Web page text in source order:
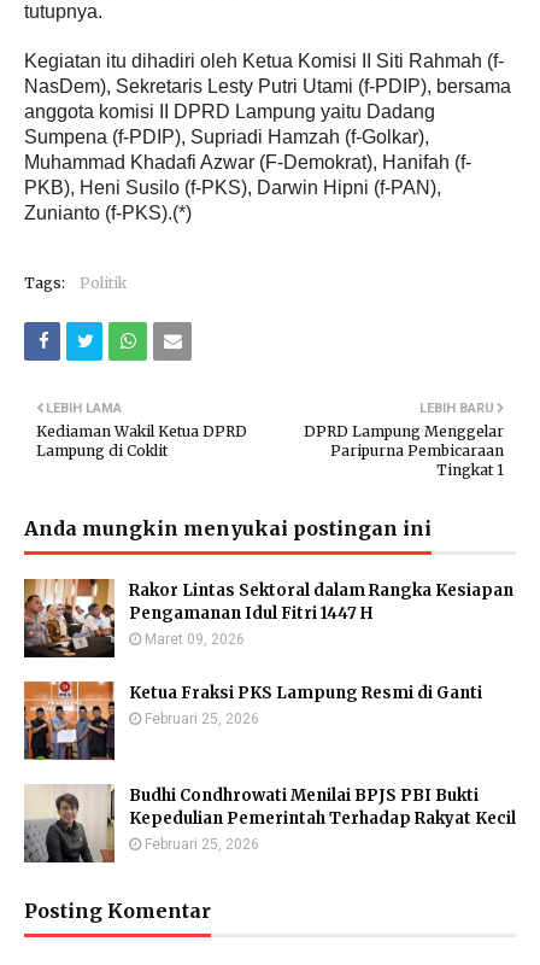
tutupnya.
Kegiatan itu dihadiri oleh Ketua Komisi II Siti Rahmah (f-
NasDem), Sekretaris Lesty Putri Utami (f-PDIP), bersama
anggota komisi II DPRD Lampung yaitu Dadang
Sumpena (f-PDIP), Supriadi Hamzah (f-Golkar),
Muhammad Khadafi Azwar (F-Demokrat), Hanifah (f-
PKB), Heni Susilo (f-PKS), Darwin Hipni (f-PAN),
Zunianto (f-PKS).(*)
Tags: Politik
LEBIH BARU
DPRD Lampung Menggelar
Paripurna Pembicaraan
Tingkat 1
LEBIH LAMA
Kediaman Wakil Ketua DPRD
Lampung di Coklit
Anda mungkin menyukai postingan ini
Rakor Lintas Sektoral dalam Rangka Kesiapan
Pengamanan Idul Fitri 1447 H
Maret 09, 2026
Ketua Fraksi PKS Lampung Resmi di Ganti
Februari 25, 2026
Budhi Condhrowati Menilai BPJS PBI Bukti
Kepedulian Pemerintah Terhadap Rakyat Kecil
Februari 25, 2026
Posting Komentar